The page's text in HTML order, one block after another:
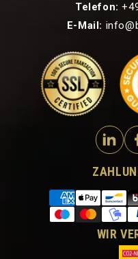
Telefon:
E-Mail:
WIR